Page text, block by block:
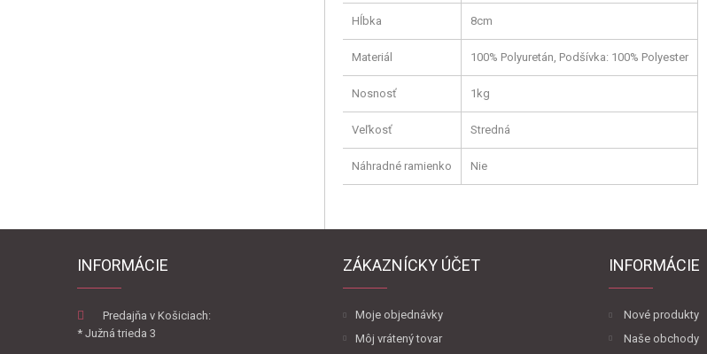
Hĺbka 8cm
Materiál 100% Polyuretán, Podšívka: 100% Polyester
Nosnosť 1kg
Veľkosť Stredná
Náhradné ramienko Nie
INFORMÁCIE
Predajňa v Košiciach:
* Južná trieda 3
ZÁKAZNÍCKY ÚČET
Moje objednávky
Môj vrátený tovar
INFORMÁCIE
Nové produkty
Naše obchody